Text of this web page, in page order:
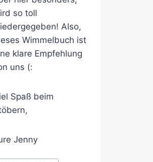
so toll
Also,
Wimmelbuch ist
klare Empfehlung
uns (:
Spaß beim
Jenny